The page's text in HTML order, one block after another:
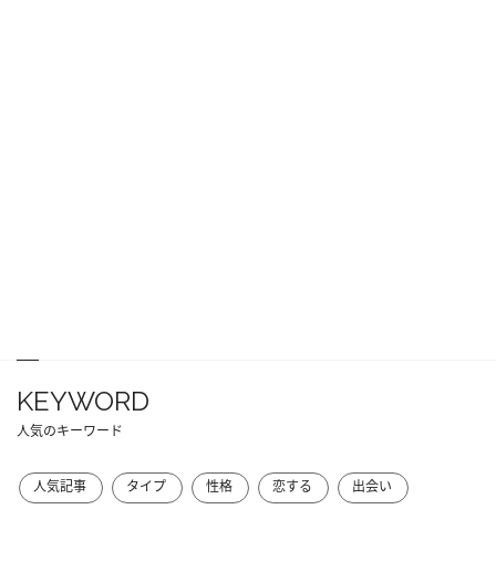
KEYWORD
人気のキーワード
人気記事 タイプ 性格 恋する 出会い